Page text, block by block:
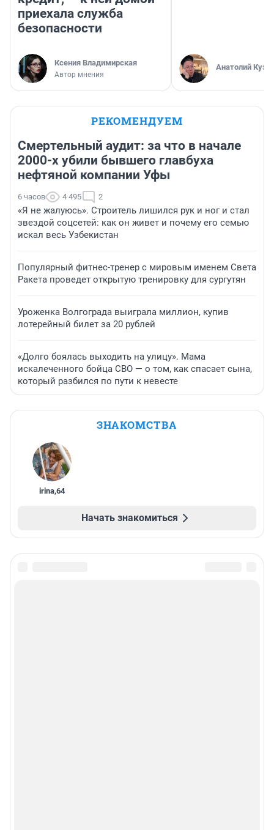
приехала служба
безопасности
Ксения Владимирская
Автор мнения
Анатолий
РЕКОМЕНДУЕМ
Смертельный аудит: за что в начале
2000-х убили бывшего главбуха
нефтяной компании Уфы
6 часов 4 495 2
«Я не жалуюсь». Строитель лишился рук и ног и стал
звездой соцсетей: как он живет и почему его семью
искал весь Узбекистан
Популярный фитнес-тренер с мировым именем Света
Ракета проведет открытую тренировку для сургутян
Уроженка Волгограда выиграла миллион, купив
лотерейный билет за 20 рублей
«Долго боялась выходить на улицу». Мама
искалеченного бойца СВО — о том, как спасает сына,
который разбился по пути к невесте
ЗНАКОМСТВА
irina,64
Начать знакомиться